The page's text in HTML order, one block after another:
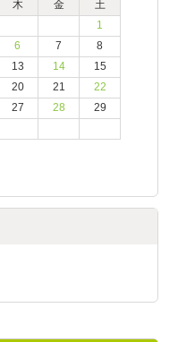
木 金
土
1
6 7
8
13 14
15
20 21
22
27 28
29